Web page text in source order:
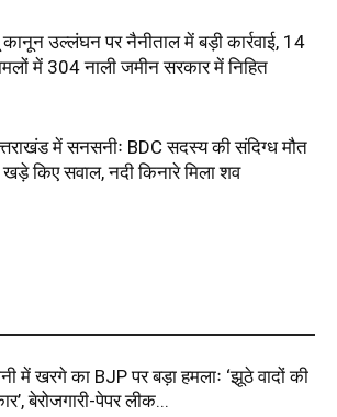
उल्लंघन पर नैनीताल में बड़ी कार्रवाई, 14
में 304 नाली जमीन सरकार में निहित
में सनसनीः BDC सदस्य की संदिग्ध मौत
किए सवाल, नदी किनारे मिला शव
में खरगे का BJP पर बड़ा हमलाः ‘झूठे वादों की
बेरोजगारी-पेपर लीक...